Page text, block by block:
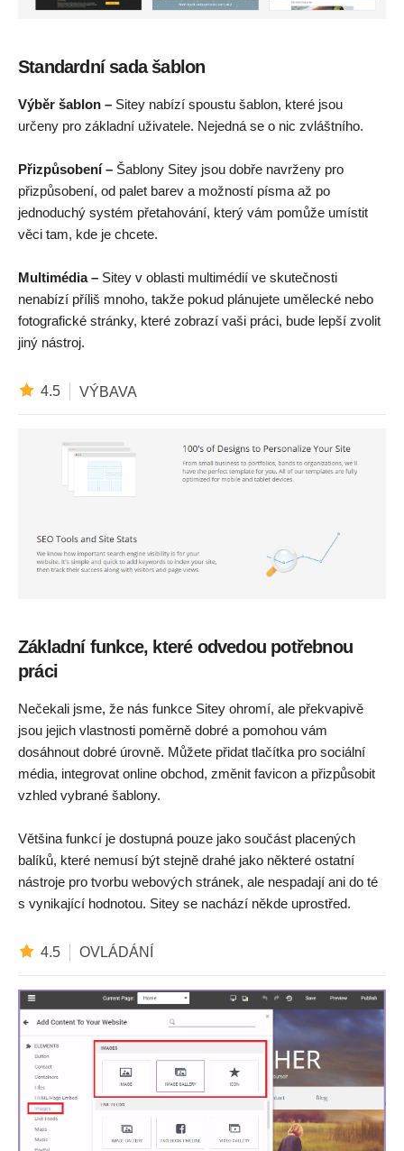
Standardní sada šablon
Výběr šablon – Sitey nabízí spoustu šablon, které jsou
určeny pro základní uživatele. Nejedná se o nic zvláštního.
Přizpůsobení – Šablony Sitey jsou dobře navrženy pro
přizpůsobení, od palet barev a možností písma až po
jednoduchý systém přetahování, který vám pomůže umístit
věci tam, kde je chcete.
Multimédia – Sitey v oblasti multimédií ve skutečnosti
nenabízí příliš mnoho, takže pokud plánujete umělecké nebo
fotografické stránky, které zobrazí vaši práci, bude lepší zvolit
jiný nástroj.
4.5 VÝBAVA
Základní funkce, které odvedou potřebnou
práci
Nečekali jsme, že nás funkce Sitey ohromí, ale překvapivě
jsou jejich vlastnosti poměrně dobré a pomohou vám
dosáhnout dobré úrovně. Můžete přidat tlačítka pro sociální
média, integrovat online obchod, změnit favicon a přizpůsobit
vzhled vybrané šablony.
Většina funkcí je dostupná pouze jako součást placených
balíků, které nemusí být stejně drahé jako některé ostatní
nástroje pro tvorbu webových stránek, ale nespadají ani do té
s vynikající hodnotou. Sitey se nachází někde uprostřed.
4.5 OVLÁDÁNÍ